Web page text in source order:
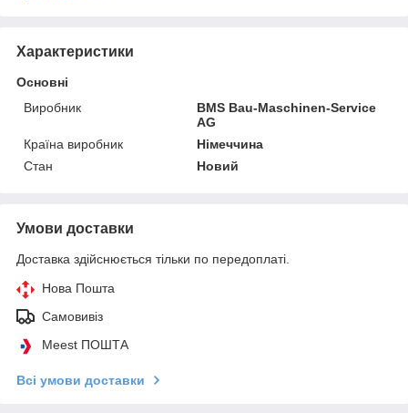
Характеристики
Основні
Виробник
BMS Bau-Maschinen-Service
AG
Країна виробник
Німеччина
Стан
Новий
Умови доставки
Доставка здійснюється тільки по передоплаті.
Нова Пошта
Самовивіз
Meest ПОШТА
Всі умови доставки